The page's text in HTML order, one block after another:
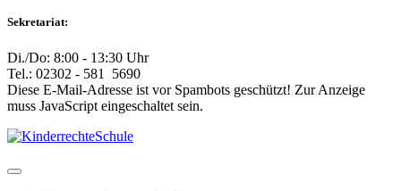
Sekretariat:
Di./Do: 8:00 - 13:30 Uhr
Tel.: 02302 - 581 5690
Diese E-Mail-Adresse ist vor Spambots geschützt! Zur Anzeige
muss JavaScript eingeschaltet sein.